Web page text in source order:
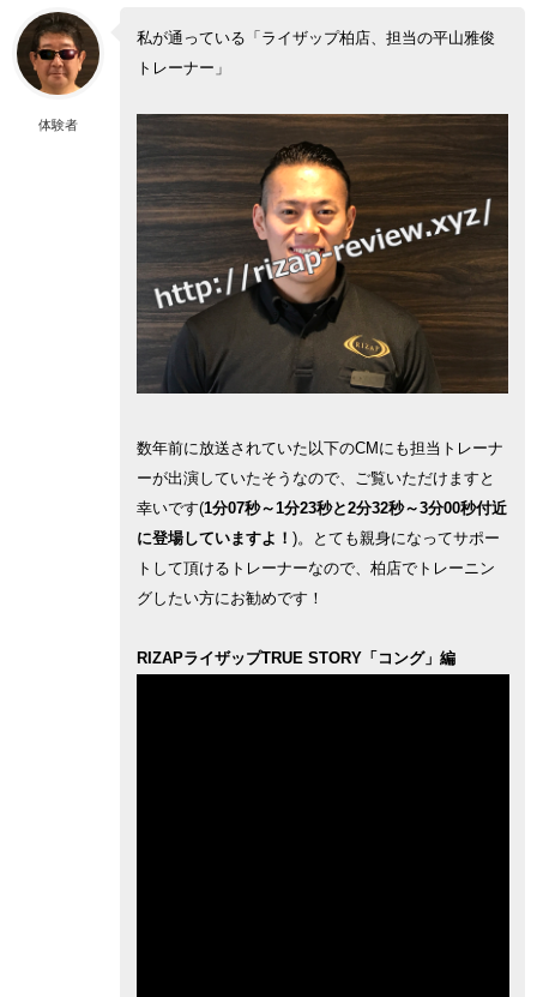
体験者
私が通っている「ライザップ柏店、担当の平山雅俊
トレーナー」
数年前に放送されていた以下のCMにも担当トレーナ
ーが出演していたそうなので、ご覧いただけますと
幸いです(1分07秒～1分23秒と2分32秒～3分00秒付近
に登場していますよ！ )。とても親身になってサポー
トして頂けるトレーナーなので、柏店でトレーニン
グしたい方にお勧めです！
RIZAPライザップTRUE STORY「コング」編